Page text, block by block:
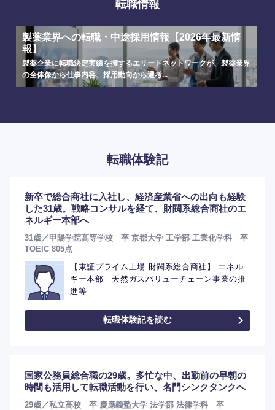
転職情報
製薬業界への転職・中途採用情報【2026年最新情
報】
製薬企業に転職決定実績を擁するエリートネットワークが、製薬業界
の全体像から仕事内容、採用動向から選考...
転職体験記
新卒で総合商社に入社し、経済産業省への出向も経験
した31歳。戦略コンサルを経て、財閥系総合商社のエ
ネルギー本部へ
31歳／甲陽学院高等学校 卒 京都大学 工学部 工業化学科 卒
TOEIC 805点
【東証プライム上場 財閥系総合商社】 エネル
ギー本部 天然ガスバリューチェーン事業の推
進等
転職体験記を読む
国家公務員総合職の29歳。多忙な中、出勤前の早朝の
時間も活用して転職活動を行い、名門シンクタンクへ
29歳／私立高校 卒 慶應義塾大学 法学部 法律学科 卒